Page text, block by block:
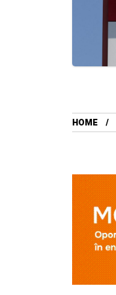
HOME